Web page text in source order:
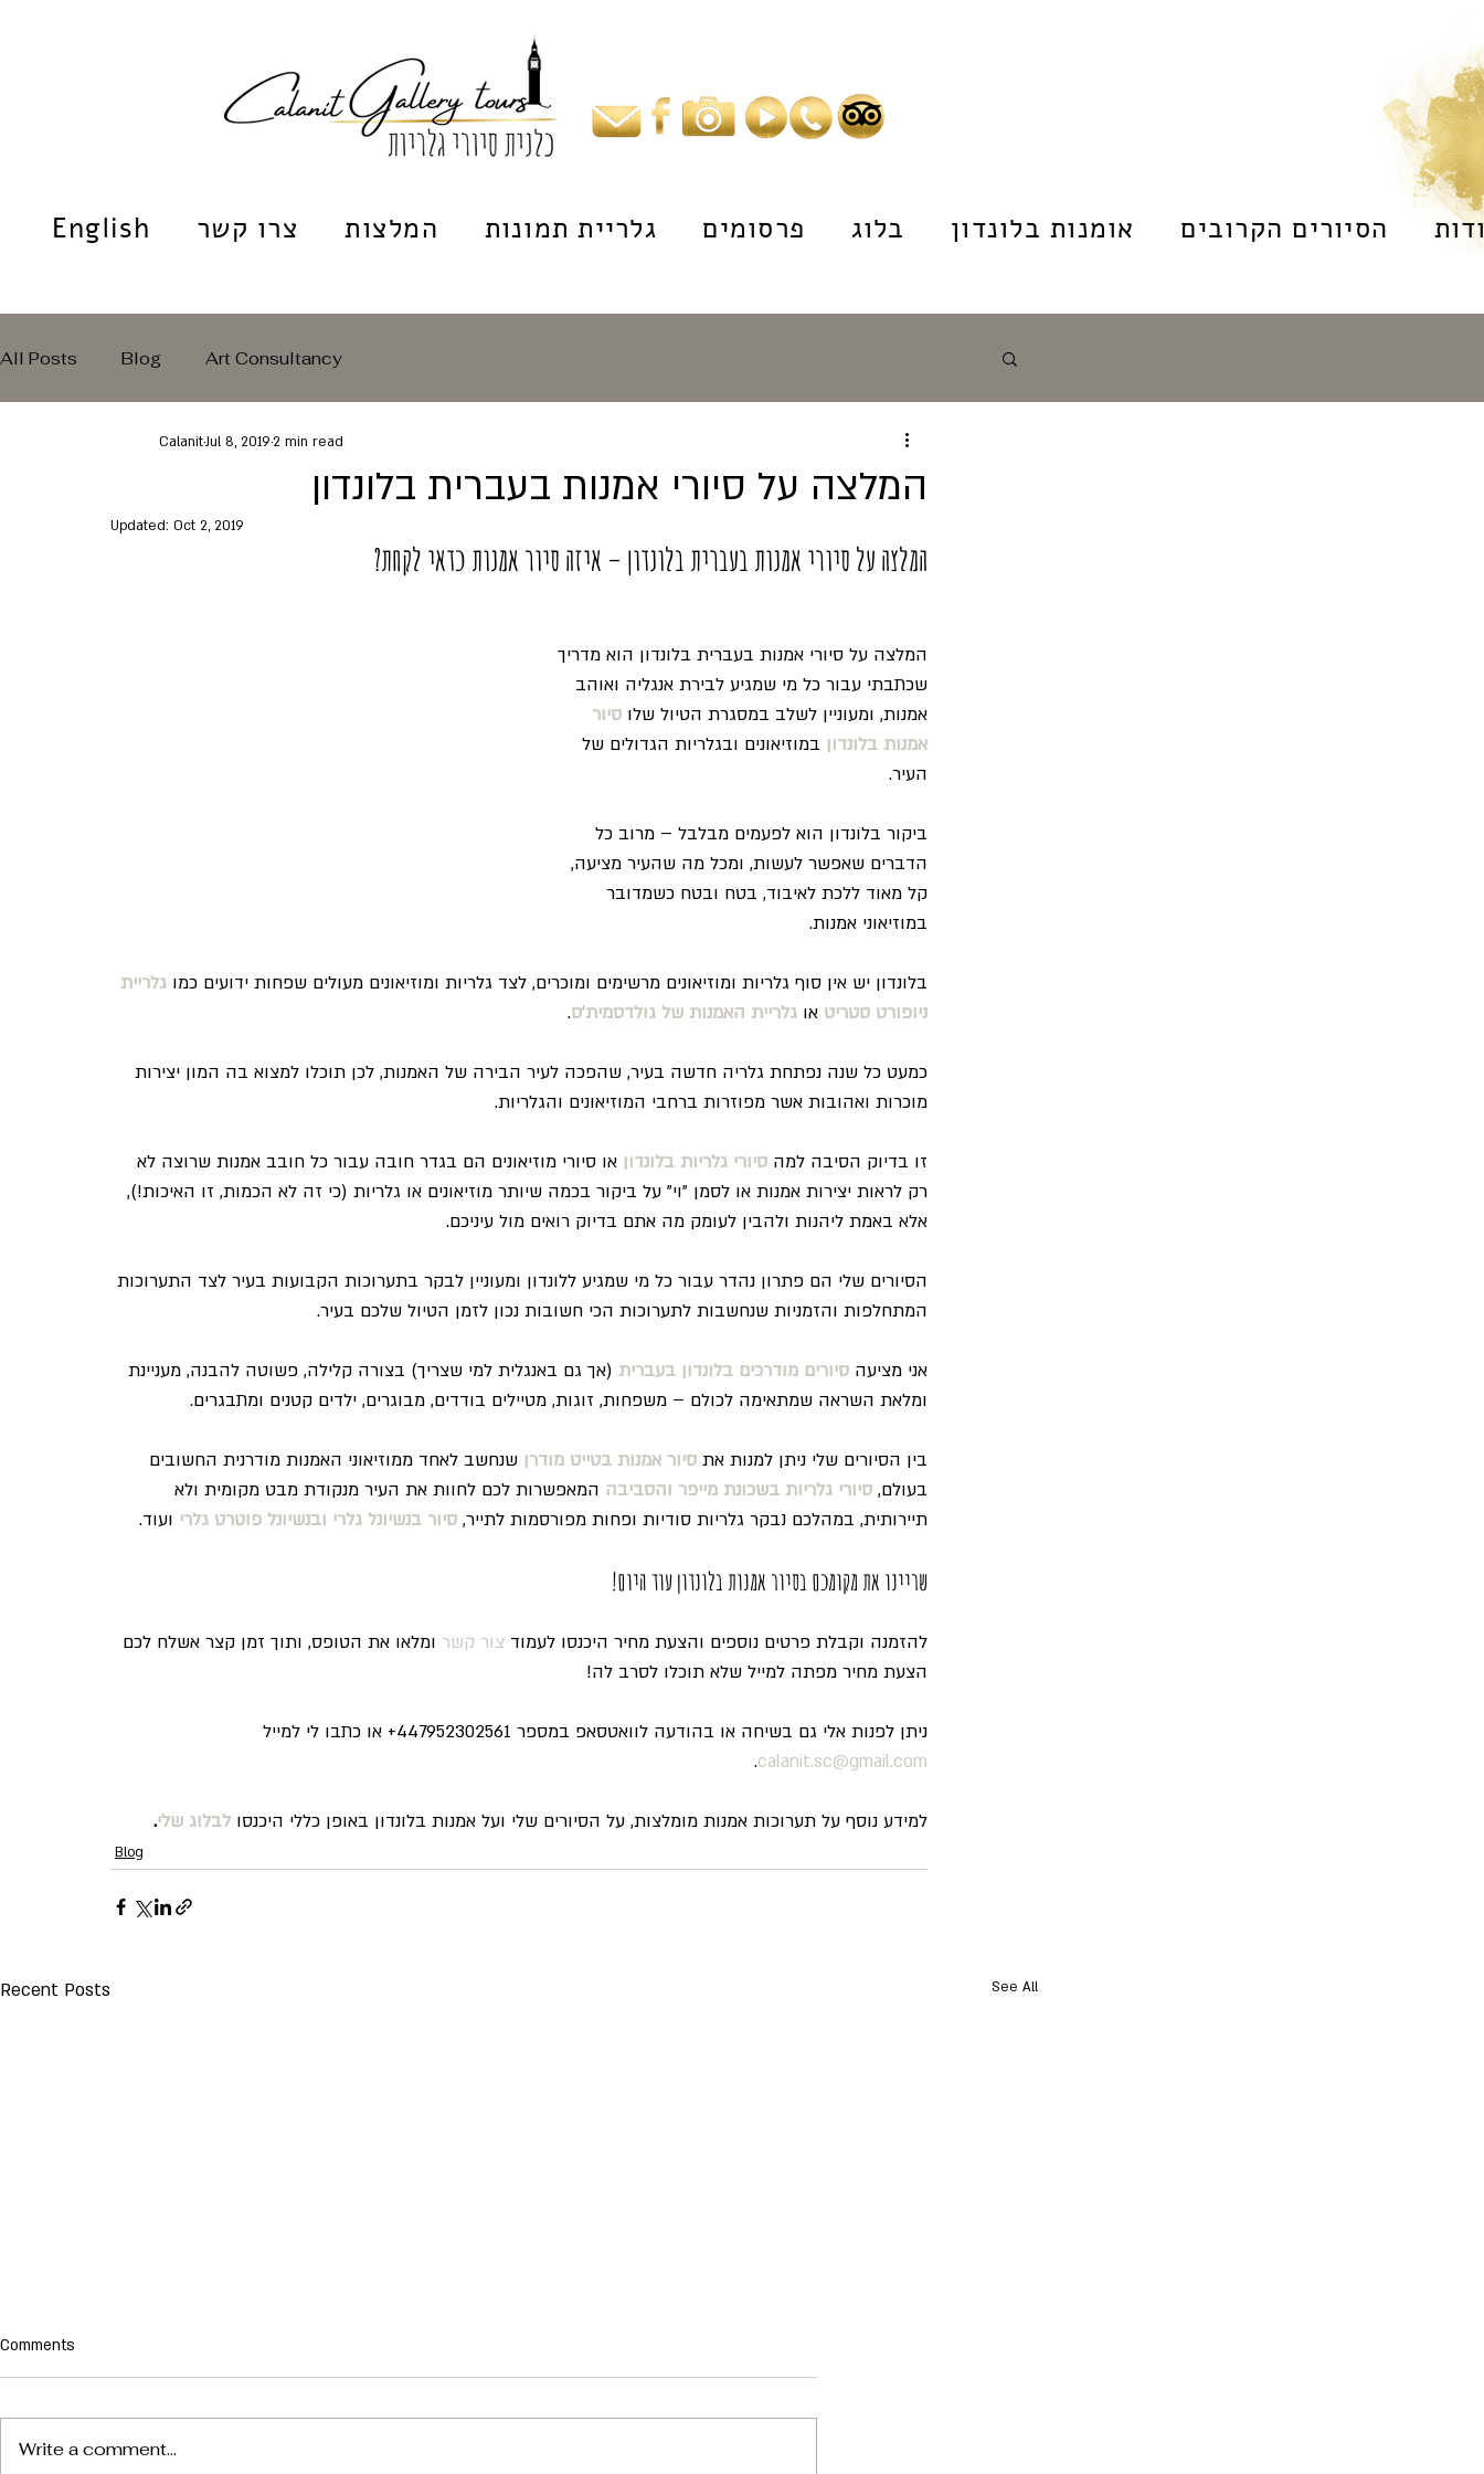
English צרו קשר המלצות גלריית תמונות פרסומים בלוג אומנות בלונדון הסיורים הקרובים
All Posts Blog Art Consultancy
המלצה על סיורי אמנות בעברית בלונדון
CalanitJul 8, 2019 2 min read
Updated: Oct 2, 2019
המלצה על סיורי אמנות בעברית בלונדון – איזה סיור אמנות כדאי לקחת?
המלצה על סיורי אמנות בעברית בלונדון הוא מדריך
שכתבתי עבור כל מי שמגיע לבירת אנגליה ואוהב
אמנות, ומעוניין לשלב במסגרת הטיול שלו סיור
אמנות בלונדון במוזיאונים ובגלריות הגדולים של
העיר.
ביקור בלונדון הוא לפעמים מבלבל – מרוב כל
הדברים שאפשר לעשות, ומכל מה שהעיר מציעה,
קל מאוד ללכת לאיבוד, בטח ובטח כשמדובר
במוזיאוני אמנות.
בלונדון יש אין סוף גלריות ומוזיאונים מרשימים ומוכרים, לצד גלריות ומוזיאונים מעולים שפחות ידועים כמו גלריית
ניופורט סטריט או גלריית האמנות של גולדסמית'ס.
כמעט כל שנה נפתחת גלריה חדשה בעיר, שהפכה לעיר הבירה של האמנות, לכן תוכלו למצוא בה המון יצירות
מוכרות ואהובות אשר מפוזרות ברחבי המוזיאונים והגלריות.
זו בדיוק הסיבה למה סיורי גלריות בלונדון או סיורי מוזיאונים הם בגדר חובה עבור כל חובב אמנות שרוצה לא
רק לראות יצירות אמנות או לסמן "וי" על ביקור בכמה שיותר מוזיאונים או גלריות (כי זה לא הכמות, זו האיכות!),
אלא באמת ליהנות ולהבין לעומק מה אתם בדיוק רואים מול עיניכם.
הסיורים שלי הם פתרון נהדר עבור כל מי שמגיע ללונדון ומעוניין לבקר בתערוכות הקבועות בעיר לצד התערוכות
המתחלפות והזמניות שנחשבות לתערוכות הכי חשובות נכון לזמן הטיול שלכם בעיר.
אני מציעה סיורים מודרכים בלונדון בעברית (אך גם באנגלית למי שצריך) בצורה קלילה, פשוטה להבנה, מעניינת
ומלאת השראה שמתאימה לכולם – משפחות, זוגות, מטיילים בודדים, מבוגרים, ילדים קטנים ומתבגרים.
בין הסיורים שלי ניתן למנות את סיור אמנות בטייט מודרן שנחשב לאחד ממוזיאוני האמנות מודרנית החשובים
בעולם, סיורי גלריות בשכונת מייפר והסביבה המאפשרות לכם לחוות את העיר מנקודת מבט מקומית ולא
תיירותית, במהלכם נבקר גלריות סודיות ופחות מפורסמות לתייר, סיור בנשיונל גלרי ובנשיונל פוטרט גלרי ועוד.
שריינו את מקומכם בסיור אמנות בלונדון עוד היום!
להזמנה וקבלת פרטים נוספים והצעת מחיר היכנסו לעמוד צור קשר ומלאו את הטופס, ותוך זמן קצר אשלח לכם
הצעת מחיר מפתה למייל שלא תוכלו לסרב לה!
ניתן לפנות אלי גם בשיחה או בהודעה לוואטסאפ במספר 447952302561+ או כתבו לי למייל
calanit.sc@gmail.com
.
למידע נוסף על תערוכות אמנות מומלצות, על הסיורים שלי ועל אמנות בלונדון באופן כללי היכנסו לבלוג שלי.
Blog
Recent Posts See All
Comments
Write a comment...